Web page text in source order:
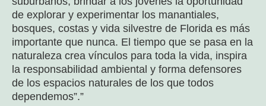
de explorar y experimentar los manantiales,
bosques, costas y vida silvestre de Florida es más
importante que nunca. El tiempo que se pasa en la
naturaleza crea vínculos para toda la vida, inspira
la responsabilidad ambiental y forma defensores
de los espacios naturales de los que todos
dependemos”.”